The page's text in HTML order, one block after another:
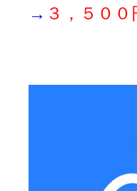
→ ３，５００